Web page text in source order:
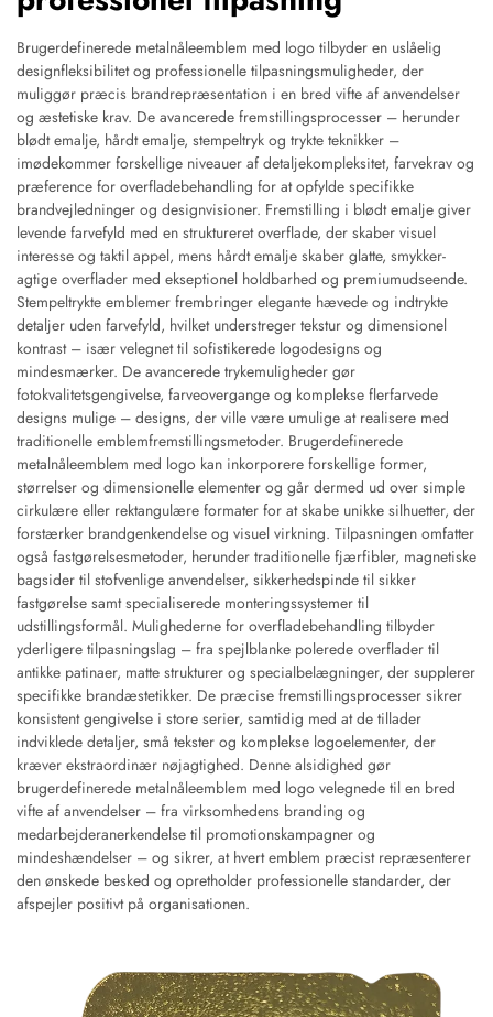
Brugerdefinerede metalnåleemblem med logo tilbyder en uslåelig
designfleksibilitet og professionelle tilpasningsmuligheder, der
muliggør præcis brandrepræsentation i en bred vifte af anvendelser
og æstetiske krav. De avancerede fremstillingsprocesser – herunder
blødt emalje, hårdt emalje, stempeltryk og trykte teknikker –
imødekommer forskellige niveauer af detaljekompleksitet, farvekrav og
præference for overfladebehandling for at opfylde specifikke
brandvejledninger og designvisioner. Fremstilling i blødt emalje giver
levende farvefyld med en struktureret overflade, der skaber visuel
interesse og taktil appel, mens hårdt emalje skaber glatte, smykker-
agtige overflader med ekseptionel holdbarhed og premiumudseende.
Stempeltrykte emblemer frembringer elegante hævede og indtrykte
detaljer uden farvefyld, hvilket understreger tekstur og dimensionel
kontrast – især velegnet til sofistikerede logodesigns og
mindesmærker. De avancerede trykemuligheder gør
fotokvalitetsgengivelse, farveovergange og komplekse flerfarvede
designs mulige – designs, der ville være umulige at realisere med
traditionelle emblemfremstillingsmetoder. Brugerdefinerede
metalnåleemblem med logo kan inkorporere forskellige former,
størrelser og dimensionelle elementer og går dermed ud over simple
cirkulære eller rektangulære formater for at skabe unikke silhuetter, der
forstærker brandgenkendelse og visuel virkning. Tilpasningen omfatter
også fastgørelsesmetoder, herunder traditionelle fjærfibler, magnetiske
bagsider til stofvenlige anvendelser, sikkerhedspinde til sikker
fastgørelse samt specialiserede monteringssystemer til
udstillingsformål. Mulighederne for overfladebehandling tilbyder
yderligere tilpasningslag – fra spejlblanke polerede overflader til
antikke patinaer, matte strukturer og specialbelægninger, der supplerer
specifikke brandæstetikker. De præcise fremstillingsprocesser sikrer
konsistent gengivelse i store serier, samtidig med at de tillader
indviklede detaljer, små tekster og komplekse logoelementer, der
kræver ekstraordinær nøjagtighed. Denne alsidighed gør
brugerdefinerede metalnåleemblem med logo velegnede til en bred
vifte af anvendelser – fra virksomhedens branding og
medarbejderanerkendelse til promotionskampagner og
mindeshændelser – og sikrer, at hvert emblem præcist repræsenterer
den ønskede besked og opretholder professionelle standarder, der
afspejler positivt på organisationen.